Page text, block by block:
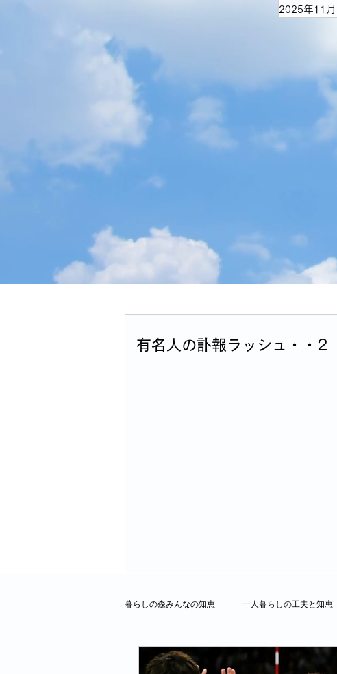
2025年11月
有名人の訃報ラッシュ・・2
暮らしの森みんなの知恵 一人暮らしの工夫と知恵
シングル女性の年金とお金の話 シングル